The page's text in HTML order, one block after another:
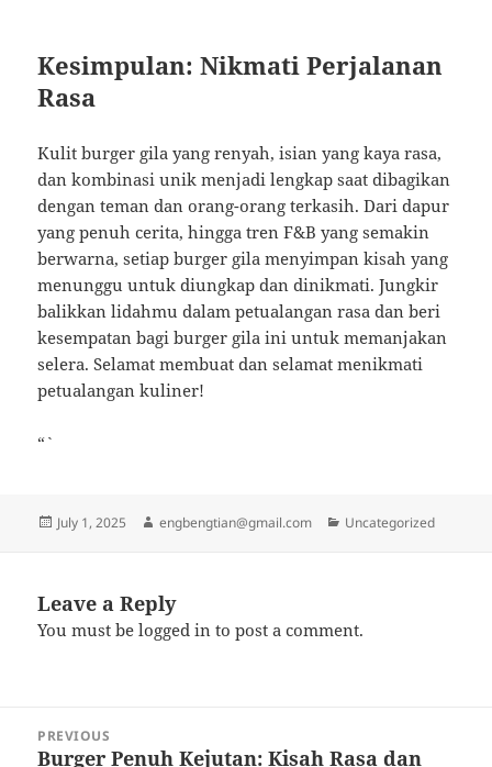
Kesimpulan: Nikmati Perjalanan
Rasa
Kulit burger gila yang renyah, isian yang kaya rasa,
dan kombinasi unik menjadi lengkap saat dibagikan
dengan teman dan orang-orang terkasih. Dari dapur
yang penuh cerita, hingga tren F&B yang semakin
berwarna, setiap burger gila menyimpan kisah yang
menunggu untuk diungkap dan dinikmati. Jungkir
balikkan lidahmu dalam petualangan rasa dan beri
kesempatan bagi burger gila ini untuk memanjakan
selera. Selamat membuat dan selamat menikmati
petualangan kuliner!
“`
Posted
July 1, 2025 Author
engbengtian@gmail.com Categories
Uncategorized
Leave a Reply
You must belogged in to post a comment.
navigation
PREVIOUS
Previous
Burger Penuh Kejutan: Kisah Rasa dan